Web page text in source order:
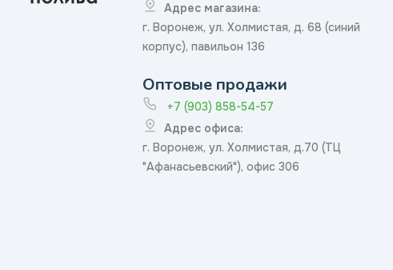
Адрес магазина:
г. Воронеж, ул. Холмистая, д. 68 (синий
корпус), павильон 136
Оптовые продажи
+7 (903) 858-54-57
Адрес офиса:
г. Воронеж, ул. Холмистая, д.70 (ТЦ
"Афанасьевский"), офис 306